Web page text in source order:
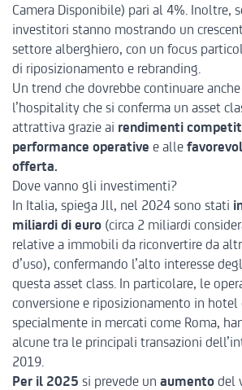
Camera Disponibile) pari al 4%. Inoltre,
investitori stanno mostrando un
settore alberghiero, con un focus
di riposizionamento e rebranding.
Un trend che dovrebbe continuare
l’hospitality che si conferma un asset
attrattiva grazie ai rendimenti
performance operative e alle
offerta.
Dove vanno gli investimenti?
In Italia, spiega Jll, nel 2024 sono stati
miliardi di euro (circa 2 miliardi
relative a immobili da riconvertire da
d’uso), confermando l’alto interesse
questa asset class. In particolare, le
conversione e riposizionamento in hotel
specialmente in mercati come Roma,
alcune tra le principali transazioni
2019.
Per il 2025 si prevede un aumento del